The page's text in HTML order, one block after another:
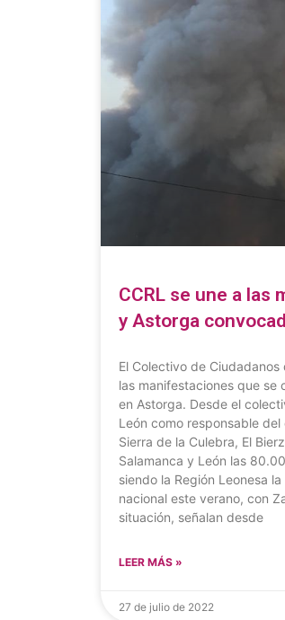
CCRL se une a las
y Astorga
El Colectivo de
las manifestaciones que se
en Astorga. Desde el
León como responsable
Sierra de la Culebra, El
Salamanca y León las
siendo la Región Leonesa
nacional este verano, con
situación, señalan desde
LEER MÁS »
27 de julio de 2022